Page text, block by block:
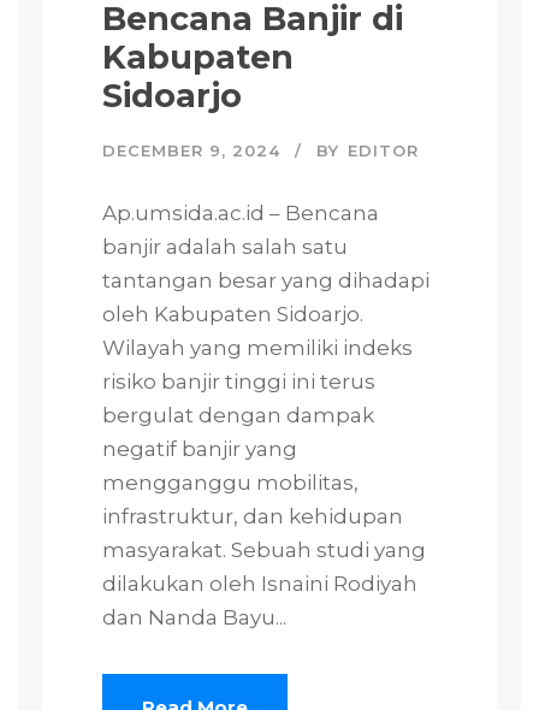
Bencana Banjir di
Kabupaten
Sidoarjo
DECEMBER 9, 2024 BY EDITOR
Ap.umsida.ac.id – Bencana
banjir adalah salah satu
tantangan besar yang dihadapi
oleh Kabupaten Sidoarjo.
Wilayah yang memiliki indeks
risiko banjir tinggi ini terus
bergulat dengan dampak
negatif banjir yang
mengganggu mobilitas,
infrastruktur, dan kehidupan
masyarakat. Sebuah studi yang
dilakukan oleh Isnaini Rodiyah
dan Nanda Bayu...